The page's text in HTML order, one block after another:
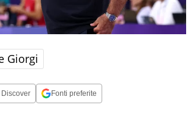
Giorgi
Fonti preferite